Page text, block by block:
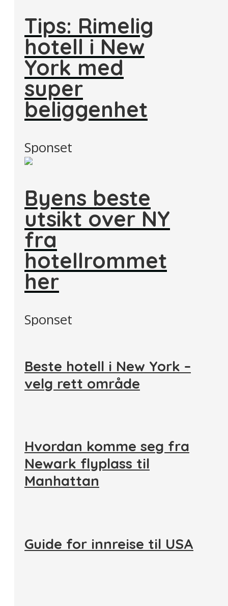
Tips: Rimelig
hotell i New
York med
super
beliggenhet
Sponset
Byens beste
utsikt over NY
fra
hotellrommet
her
Sponset
Beste hotell i New York –
velg rett område
Hvordan komme seg fra
Newark flyplass til
Manhattan
Guide for innreise til USA